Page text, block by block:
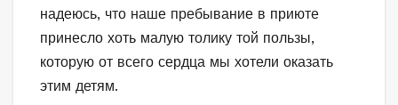
надеюсь, что наше пребывание в приюте
принесло хоть малую толику той пользы,
которую от всего сердца мы хотели оказать
этим детям.